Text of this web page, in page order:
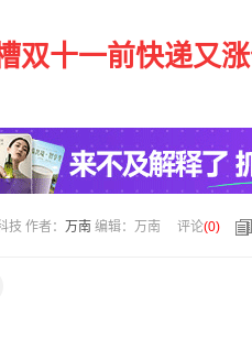
双十一前快递又
作者： 万南 编辑：万南 评论(0)